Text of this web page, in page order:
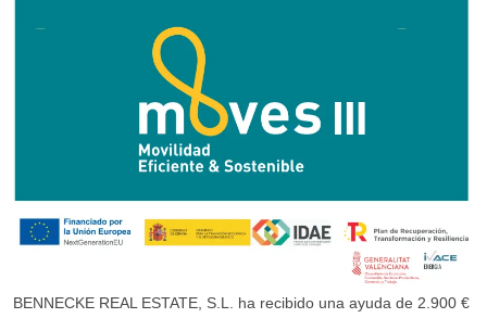
BENNECKE REAL ESTATE, S.L. ha recibido una ayuda de 2.900 €